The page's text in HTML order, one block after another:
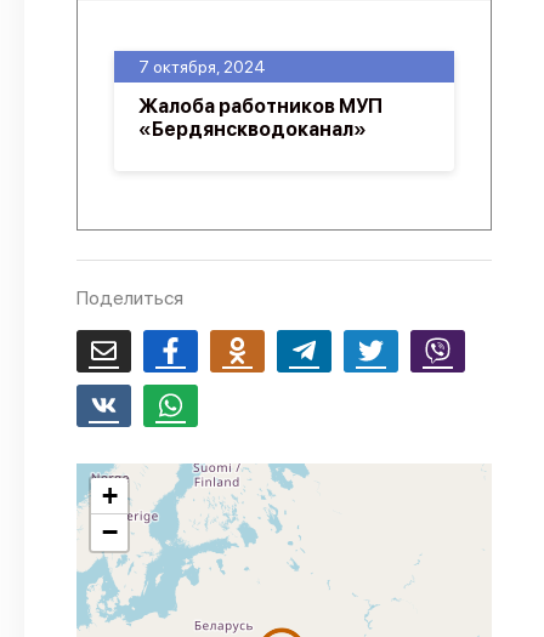
Политика конфиденциальности
7 октября, 2024
Жалоба работников МУП
«Бердянскводоканал»
Поделиться
+
−